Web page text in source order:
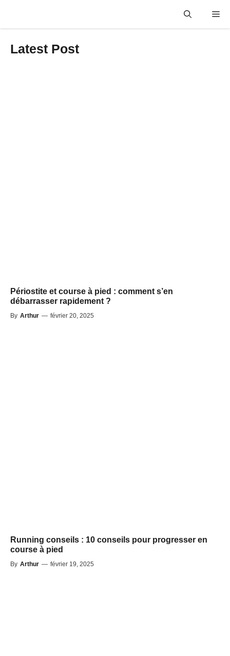
Latest Post
Périostite et course à pied : comment s’en
débarrasser rapidement ?
By Arthur — février 20, 2025
Running conseils : 10 conseils pour progresser en
course à pied
By Arthur — février 19, 2025